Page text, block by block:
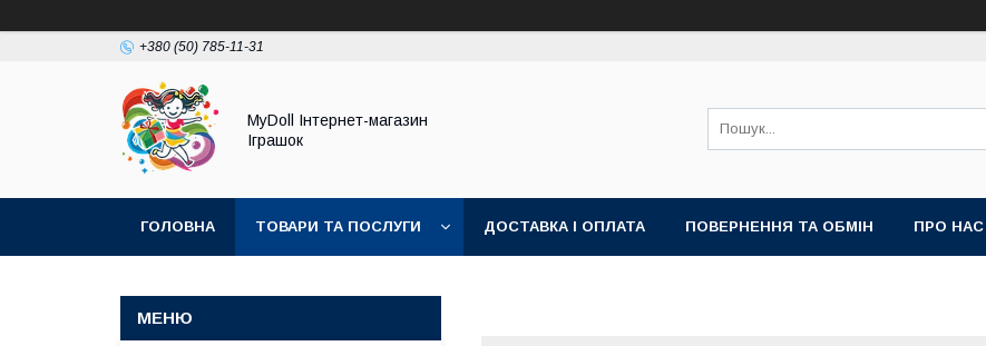
+380 (50) 785-11-31
MyDoll Інтернет-магазин
Іграшок
ГОЛОВНА ТОВАРИ ТА ПОСЛУГИ ДОСТАВКА І ОПЛАТА ПОВЕРНЕННЯ ТА ОБМІН ПРО НАС